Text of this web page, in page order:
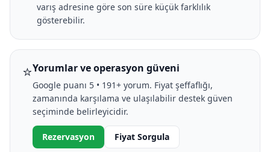
varış adresine göre son süre küçük farklılık
gösterebilir.
⭐Yorumlar ve operasyon güveni
Google puanı 5 • 191+ yorum. Fiyat şeffaflığı,
zamanında karşılama ve ulaşılabilir destek güven
seçiminde belirleyicidir.
Rezervasyon Fiyat Sorgula